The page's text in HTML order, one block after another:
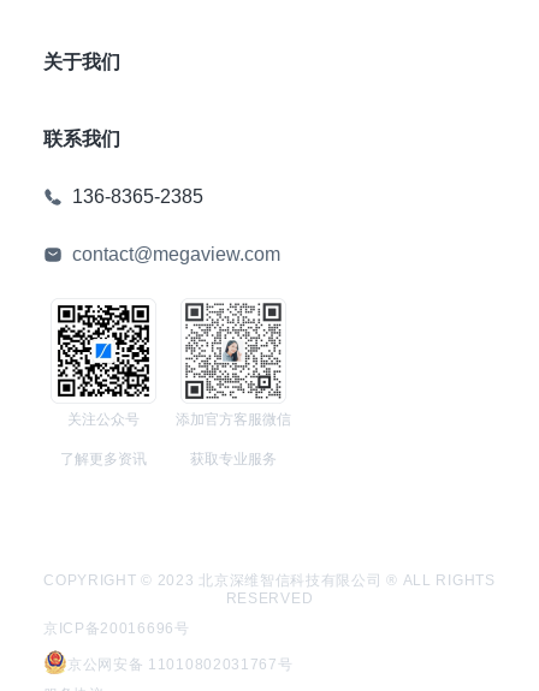
关于我们
联系我们
136-8365-2385
contact@megaview.com
关注公众号
了解更多资讯
添加官方客服微信
获取专业服务
COPYRIGHT © 2023 北京深维智信科技有限公司 ® ALL RIGHTS
RESERVED
京ICP备20016696号
京公网安备 11010802031767号